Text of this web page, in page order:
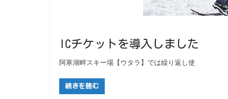
ICチケットを導入しました
阿寒湖畔スキー場【ウタラ】では繰り返し使
続きを読む